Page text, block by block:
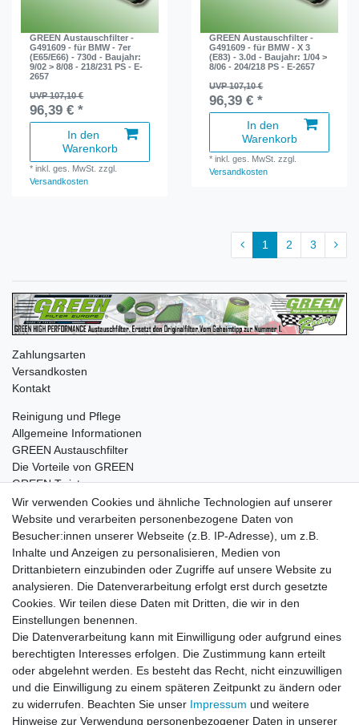
GREEN Austauschfilter -
G491609 - für BMW - 7er
(E65/E66) - 730d - Baujahr:
9/02 > 8/08 - 218/231 PS - E-
2657
UVP 107,10 €
96,39 € *
In den
Warenkorb
*inkl. ges. MwSt. zzgl.
Versandkosten
GREEN Austauschfilter -
G491609 - für BMW - X 3
(E83) - 3.0d - Baujahr: 1/04 >
8/06 - 204/218 PS - E-2657
UVP 107,10 €
96,39 € *
In den
Warenkorb
*inkl. ges. MwSt. zzgl.
Versandkosten
1 2 3
Zahlungsarten
Versandkosten
Kontakt
Reinigung und Pflege
Allgemeine Informationen
GREEN Austauschfilter
Die Vorteile von GREEN
GREEN Twister
Impressum Daten­schutz­erklärung AGB
Barrierefreiheitserklärung Widerrufs­recht
Vertrag widerrufen Kontakt
© Copyright 2026 | Alle Rechte vorbehalten.
Wir verwenden Cookies und ähnliche Technologien auf unserer
Website und verarbeiten personenbezogene Daten von
Besucher:innen unserer Webseite (z.B. IP-Adresse), um z.B.
Inhalte und Anzeigen zu personalisieren, Medien von
Drittanbietern einzubinden oder Zugriffe auf unsere Website zu
analysieren. Die Datenverarbeitung erfolgt erst durch gesetzte
Cookies. Wir teilen diese Daten mit Dritten, die wir in den
Einstellungen benennen.
Die Datenverarbeitung kann mit Einwilligung oder aufgrund eines
berechtigten Interesses erfolgen. Die Zustimmung kann erteilt
oder abgelehnt werden. Es besteht das Recht, nicht einzuwilligen
und die Einwilligung zu einem späteren Zeitpunkt zu ändern oder
zu widerrufen. Beachten Sie unser Impressum und weitere
Hinweise zur Verwendung personenbezogener Daten in unserer